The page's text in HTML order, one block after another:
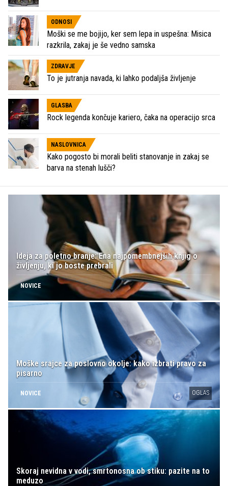
ODNOSI
Moški se me bojijo, ker sem lepa in uspešna: Misica
razkrila, zakaj je še vedno samska
ZDRAVJE
To je jutranja navada, ki lahko podaljša življenje
GLASBA
Rock legenda končuje kariero, čaka na operacijo srca
NASLOVNICA
Kako pogosto bi morali beliti stanovanje in zakaj se
barva na stenah lušči?
Ideja za poletno branje: Ena najpomembnejših knjig o
življenju, ki jo boste prebrali
NOVICE
Moške srajce za poslovno okolje: kako izbrati pravo za
pisarno
NOVICE OGLAS
Skoraj nevidna v vodi, smrtonosna ob stiku: pazite na to
meduzo